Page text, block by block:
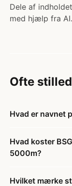
Dele af
med hjælp fra AI.
Ofte
Hvad er navnet
Hvad koster
5000m?
Hvilket mærke